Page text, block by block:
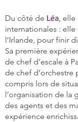
Du côté de Léa, elle
internationales : elle
l’Irlande, pour finir
Sa première
de chef d’escale à
de chef d’orchestre
compris lors de
l’organisation de la
des agents et des
expérience